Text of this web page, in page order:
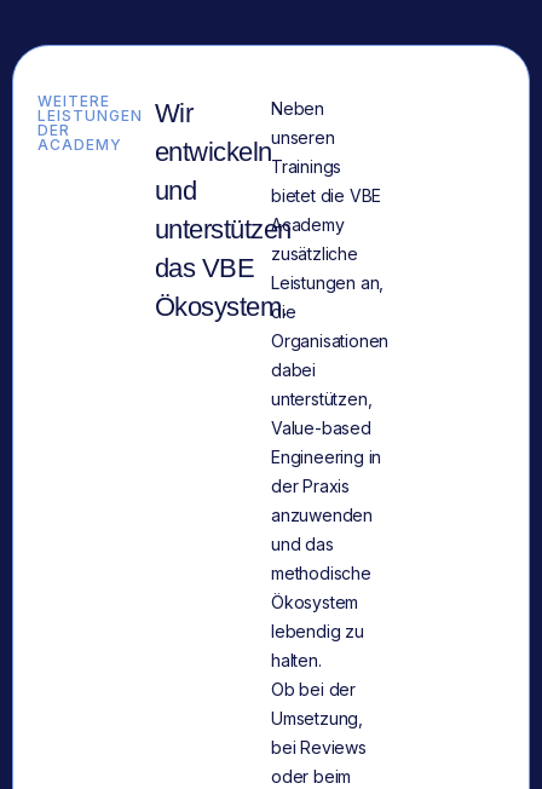
WEITERE
LEISTUNGEN
DER
ACADEMY
Wir
entwickeln
und
unterstützen
das VBE
Ökosystem.
Neben
unseren
Trainings
bietet die VBE
Academy
zusätzliche
Leistungen an,
die
Organisationen
dabei
unterstützen,
Value-based
Engineering in
der Praxis
anzuwenden
und das
methodische
Ökosystem
lebendig zu
halten.
Ob bei der
Umsetzung,
bei Reviews
oder beim